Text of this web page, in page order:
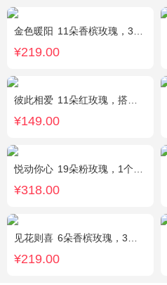
金色暖阳 11朵香槟玫瑰，3朵向日葵，桔梗、满天星混搭
¥219.00
彼此相爱 11朵红玫瑰，搭配适量满天星、叶上黄金。
¥149.00
悦动你心 19朵粉玫瑰，1个粉色绣球，2个白色乒乓菊，粉色桔梗、尤加利间插丰满
¥318.00
见花则喜 6朵香槟玫瑰，3朵向日葵，桔梗、绿叶搭配
¥219.00